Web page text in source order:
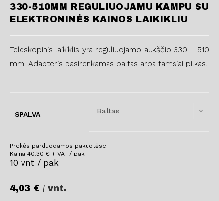
330-510MM REGULIUOJAMU KAMPU SU
ELEKTRONINĖS KAINOS LAIKIKLIU
Teleskopinis laikiklis yra reguliuojamo aukščio 330 – 510
mm. Adapteris pasirenkamas baltas arba tamsiai pilkas.
SPALVA Baltas
Prekės parduodamos pakuotėse
Kaina 40,30 € + VAT / pak
10 vnt / pak
4,03 € / vnt.